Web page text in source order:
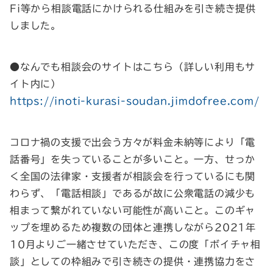
Fi等から相談電話にかけられる仕組みを引き続き提供
しました。
●なんでも相談会のサイトはこちら（詳しい利用もサ
イト内に）
https://inoti-kurasi-soudan.jimdofree.com/
コロナ禍の支援で出会う方々が料金未納等により「電
話番号」を失っていることが多いこと。一方、せっか
く全国の法律家・支援者が相談会を行っているにも関
わらず、「電話相談」であるが故に公衆電話の減少も
相まって繋がれていない可能性が高いこと。このギャ
ップを埋めるため複数の団体と連携しながら2021年
10月よりご一緒させていただき、この度「ボイチャ相
談」としての枠組みで引き続きの提供・連携協力をさ